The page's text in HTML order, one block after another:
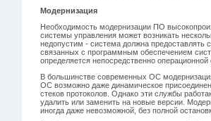
Модернизация
Необходимость модернизации ПО
системы управления может возникать
недопустим - система должна предоставлять
связанных с программным обеспечением
определяется непосредственно операционной
В большинстве современных ОС
ОС возможно даже динамическое
стеков протоколов. Однако эти службы
удалить или заменить на новые версии.
иногда даже невозможной, без полной